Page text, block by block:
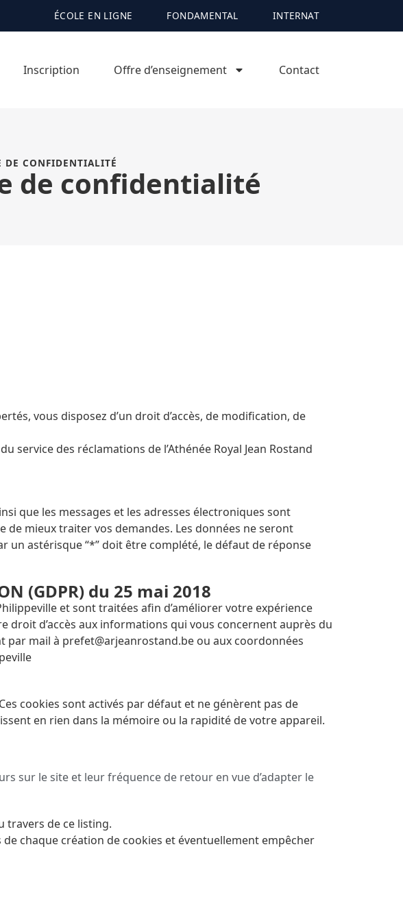
ÉCOLE EN LIGNE FONDAMENTAL INTERNAT
Inscription Offre d’enseignement Contact
DE CONFIDENTIALITÉ
de confidentialité
vous disposez d’un droit d’accès, de modification, de
des réclamations de l’Athénée Royal Jean Rostand
que les messages et les adresses électroniques sont
de mieux traiter vos demandes. Les données ne seront
un astérisque “*” doit être complété, le défaut de réponse
(GDPR) du 25 mai 2018
et sont traitées afin d’améliorer votre expérience
droit d’accès aux informations qui vous concernent auprès du
par mail à prefet@arjeanrostand.be ou aux coordonnées
cookies sont activés par défaut et ne génèrent pas de
en rien dans la mémoire ou la rapidité de votre appareil.
sur le site et leur fréquence de retour en vue d’adapter le
travers de ce listing.
chaque création de cookies et éventuellement empêcher